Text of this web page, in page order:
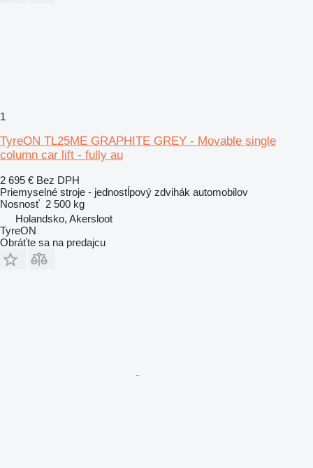
1
TyreON TL25ME GRAPHITE GREY - Movable single
column car lift - fully au
2 695 € Bez DPH
Priemyselné stroje - jednostĺpový zdvihák automobilov
Nosnosť 2 500 kg
Holandsko, Akersloot
TyreON
Obráťte sa na predajcu